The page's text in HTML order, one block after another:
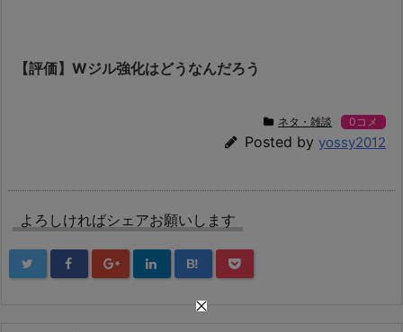
【評価】Wジル強化はどうなんだろう
ネタ・雑談 0コメ
Posted by yossy2012
よろしければシェアお願いします
B!